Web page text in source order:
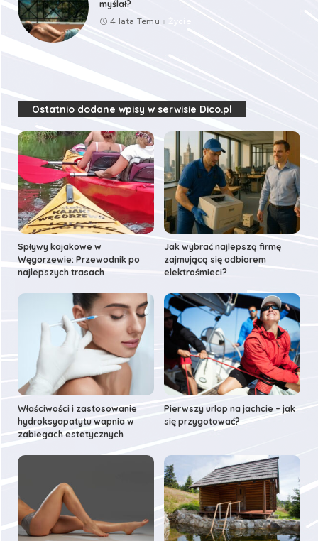
myślał?
4 lata Temu
Ostatnio dodane wpisy w serwisie Dico.pl
Spływy kajakowe w
Węgorzewie: Przewodnik po
najlepszych trasach
Jak wybrać najlepszą firmę
zajmującą się odbiorem
elektrośmieci?
Właściwości i zastosowanie
hydroksyapatytu wapnia w
zabiegach estetycznych
Pierwszy urlop na jachcie – jak
się przygotować?